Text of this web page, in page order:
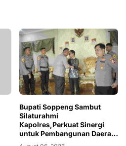
Bupati Soppeng Sambut
Silaturahmi
Kapolres,Perkuat Sinergi
untuk Pembangunan Daerah
dan Kamtibmas.